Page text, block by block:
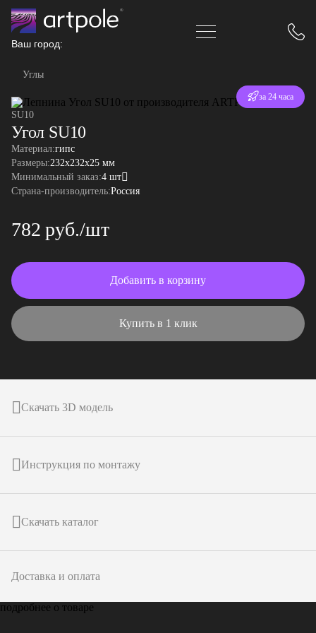
Ваш город:
Углы
Отгрузка
SU10
Угол SU10
Материал:гипс
Размеры:232x232x25 мм
Минимальный заказ:4 шт
Страна-производитель:Россия
782 руб./шт
Добавить в корзину
Купить в 1 клик
Скачать 3D модель
Инструкция по монтажу
Скачать каталог
Доставка и оплата
подробнее о товаре